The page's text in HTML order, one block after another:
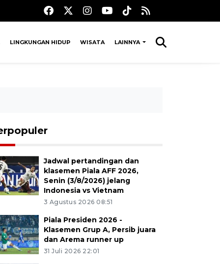
LINGKUNGAN HIDUP WISATA LAINNYA
Jadwal pertandingan dan
klasemen Piala AFF 2026,
Senin (3/8/2026) jelang
Indonesia vs Vietnam
3 Agustus 2026 08:51
Piala Presiden 2026 -
Klasemen Grup A, Persib juara
dan Arema runner up
31 Juli 2026 22:01